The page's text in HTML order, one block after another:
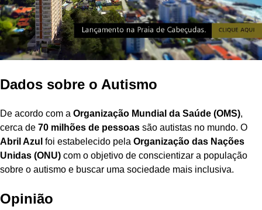
Dados sobre o Autismo
De acordo com a Organização Mundial da Saúde (OMS),
cerca de 70 milhões de pessoas são autistas no mundo. O
Abril Azul foi estabelecido pela Organização das Nações
Unidas (ONU) com o objetivo de conscientizar a população
sobre o autismo e buscar uma sociedade mais inclusiva.
Opinião